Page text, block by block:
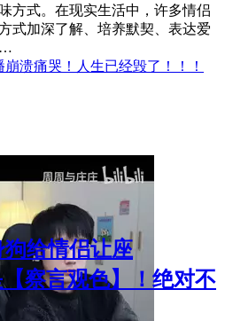
方式。在现实生活中，许多情侣
式加深了解、培养默契、表达爱
…
溃痛哭！人生已经毁了！！！
给情侣让座
【察言观色】！绝对不